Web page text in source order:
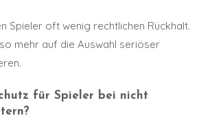
Spieler oft wenig rechtlichen Rückhalt.
mehr auf die Auswahl seriöser
für Spieler bei nicht